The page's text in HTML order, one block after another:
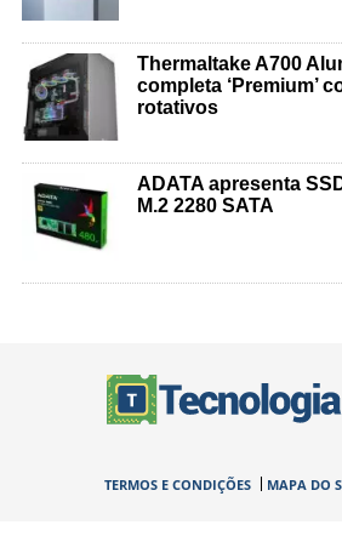
Thermaltake A700
completa ‘Premium’
rotativos
ADATA apresenta
M.2 2280 SATA
TERMOS E CONDIÇÕES MAPA DO